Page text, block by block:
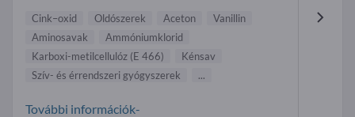
Cink–oxid Oldószerek Aceton
Vanillin
Aminosavak
Ammóniumklorid
Karboxi-metilcellulóz (E 466)
Kénsav
Szív- és érrendszeri gyógyszerek
...
További információk-